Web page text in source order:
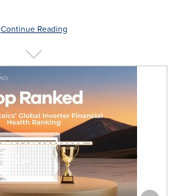
Continue Reading